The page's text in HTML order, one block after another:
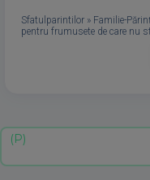
Sfatulparintilor » Familie-
pentru frumusete de care nu